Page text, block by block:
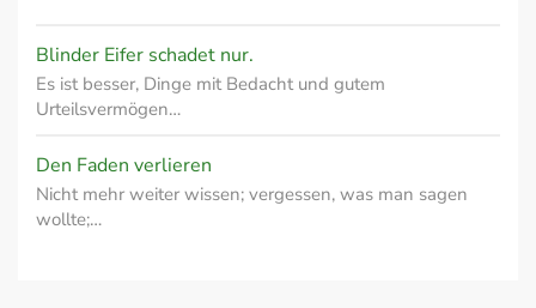
Blinder Eifer schadet nur.
Es ist besser, Dinge mit Bedacht und gutem
Urteilsvermögen…
Den Faden verlieren
Nicht mehr weiter wissen; vergessen, was man sagen
wollte;…